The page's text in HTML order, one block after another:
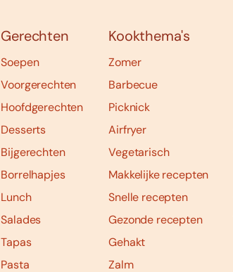
Gerechten
Soepen
Voorgerechten
Hoofdgerechten
Desserts
Bijgerechten
Borrelhapjes
Lunch
Salades
Tapas
Pasta
Kookthema's
Zomer
Barbecue
Picknick
Airfryer
Vegetarisch
Makkelijke recepten
Snelle recepten
Gezonde recepten
Gehakt
Zalm